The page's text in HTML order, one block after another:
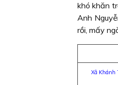
khó khăn
Anh
rồi, mấy
Xã Khánh